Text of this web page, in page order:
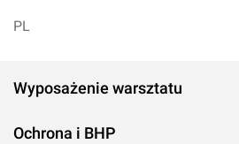
PL
Wyposażenie warsztatu
Ochrona i BHP